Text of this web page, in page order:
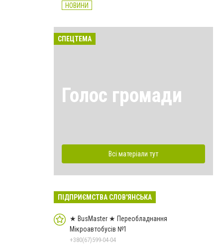
НОВИНИ
СПЕЦТЕМА
Голос громади
Всі матеріали тут
ПІДПРИЄМСТВА СЛОВ'ЯНСЬКА
★ BusMaster ★ Переобладнання
Мікроавтобусів №1
+380(67)599-04-04